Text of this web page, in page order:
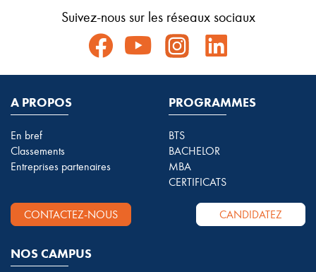
Suivez-nous sur les réseaux sociaux
A PROPOS
En bref
Classements
Entreprises partenaires
PROGRAMMES
BTS
BACHELOR
MBA
CERTIFICATS
CONTACTEZ-NOUS CANDIDATEZ
NOS CAMPUS